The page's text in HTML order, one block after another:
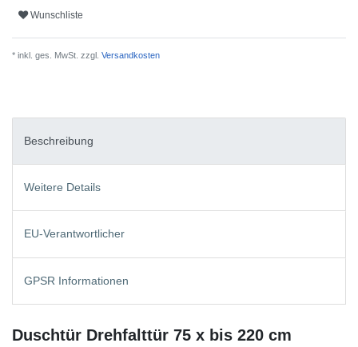
Wunschliste
* inkl. ges. MwSt. zzgl. Versandkosten
Beschreibung
Weitere Details
EU-Verantwortlicher
GPSR Informationen
Duschtür Drehfalttür 75 x bis 220 cm